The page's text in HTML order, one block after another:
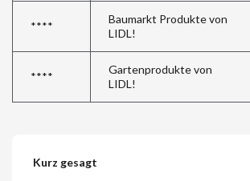
****
Baumarkt Produkte von
LIDL!
****
Gartenprodukte von
LIDL!
Kurz gesagt